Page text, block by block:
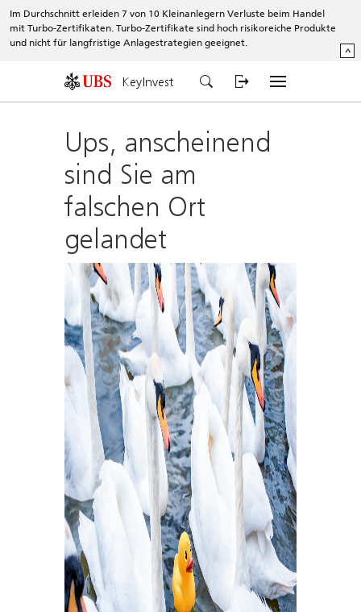
Im Durchschnitt erleiden 7 von 10 Kleinanlegern Verluste beim Handel
mit Turbo-Zertifikaten. Turbo-Zertifikate sind hoch risikoreiche Produkte
und nicht für langfristige Anlagestrategien geeignet.
^
KeyInvest
Ups, anscheinend
sind Sie am
falschen Ort
gelandet